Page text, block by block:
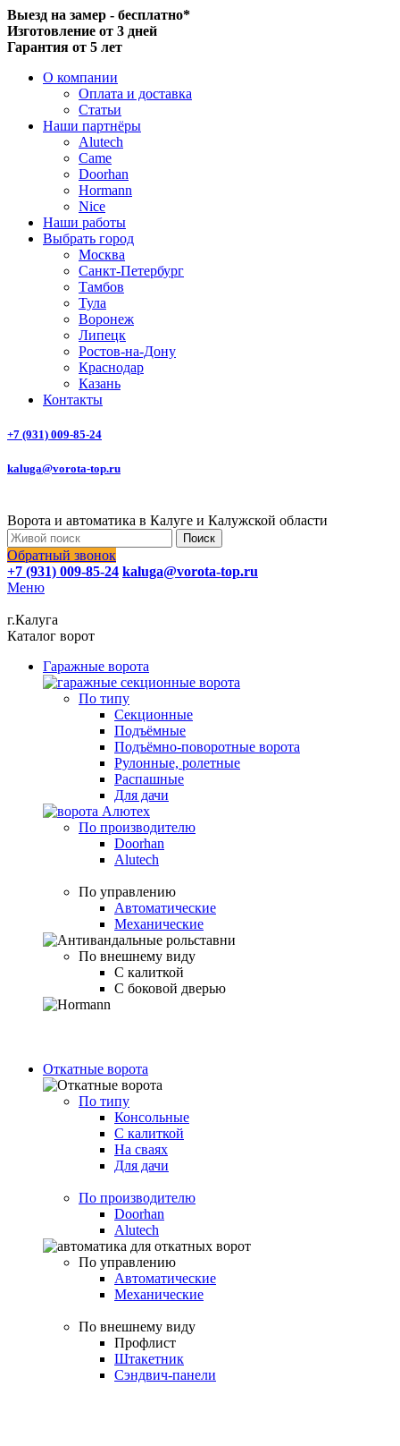
Выезд на замер - бесплатно*
Изготовление от 3 дней
Гарантия от 5 лет
О компании
Оплата и доставка
Статьи
Наши партнёры
Alutech
Came
Doorhan
Hormann
Nice
Наши работы
Выбрать город
Москва
Санкт-Петербург
Тамбов
Тула
Воронеж
Липецк
Ростов-на-Дону
Краснодар
Казань
Контакты
+7 (931) 009-85-24
kaluga@vorota-top.ru
Ворота и автоматика в Калуге и Калужской области
Поиск
Обратный звонок
+7 (931) 009-85-24 kaluga@vorota-top.ru
Меню
г.Калуга
Каталог ворот
Гаражные ворота
По типу
Секционные
Подъёмные
Подъёмно-поворотные ворота
Рулонные, ролетные
Распашные
Для дачи
По производителю
Doorhan
Alutech
По управлению
Автоматические
Механические
По внешнему виду
С калиткой
С боковой дверью
Откатные ворота
По типу
Консольные
С калиткой
На сваях
Для дачи
По производителю
Doorhan
Alutech
По управлению
Автоматические
Механические
По внешнему виду
Профлист
Штакетник
Сэндвич-панели